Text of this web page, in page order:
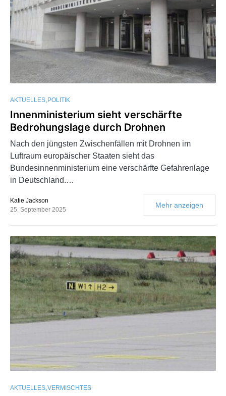
AKTUELLES POLITIK
Innenministerium sieht verschärfte
Bedrohungslage durch Drohnen
Nach den jüngsten Zwischenfällen mit Drohnen im
Luftraum europäischer Staaten sieht das
Bundesinnenministerium eine verschärfte Gefahrenlage
in Deutschland.…
Katie Jackson
25. September 2025
Mehr anzeigen
AKTUELLES VERMISCHTES